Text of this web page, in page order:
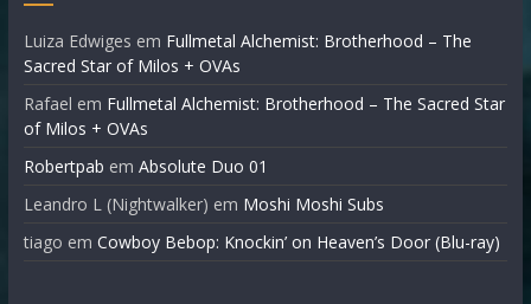
Luiza Edwiges em Fullmetal Alchemist: Brotherhood – The
Sacred Star of Milos + OVAs
Rafael em Fullmetal Alchemist: Brotherhood – The Sacred Star
of Milos + OVAs
Robertpab em Absolute Duo 01
Leandro L (Nightwalker) em Moshi Moshi Subs
tiago em Cowboy Bebop: Knockin’ on Heaven’s Door (Blu-ray)